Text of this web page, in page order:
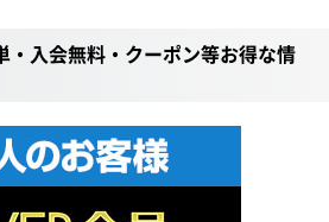
・入会無料・クーポン等お得な情